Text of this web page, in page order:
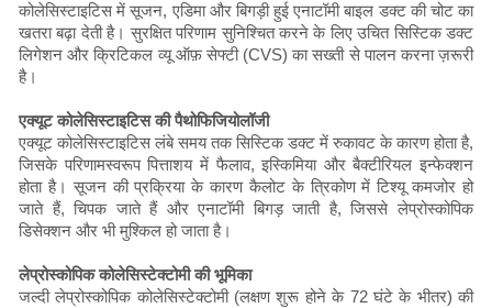
कोलेसिस्टाइटिस में सूजन, एडिमा और बिगड़ी हुई एनाटॉमी बाइल डक्ट की चोट का
खतरा बढ़ा देती है। सुरक्षित परिणाम सुनिश्चित करने के लिए उचित सिस्टिक डक्ट
लिगेशन और क्रिटिकल व्यू ऑफ़ सेफ्टी (CVS) का सख्ती से पालन करना ज़रूरी
है।
एक्यूट कोलेसिस्टाइटिस की पैथोफिजियोलॉजी
एक्यूट कोलेसिस्टाइटिस लंबे समय तक सिस्टिक डक्ट में रुकावट के कारण होता है,
जिसके परिणामस्वरूप पित्ताशय में फैलाव, इस्किमिया और बैक्टीरियल इन्फेक्शन
होता है। सूजन की प्रक्रिया के कारण कैलोट के त्रिकोण में टिश्यू कमजोर हो
जाते हैं, चिपक जाते हैं और एनाटॉमी बिगड़ जाती है, जिससे लेप्रोस्कोपिक
डिसेक्शन और भी मुश्किल हो जाता है।
लेप्रोस्कोपिक कोलेसिस्टेक्टोमी की भूमिका
जल्दी लेप्रोस्कोपिक कोलेसिस्टेक्टोमी (लक्षण शुरू होने के 72 घंटे के भीतर) की